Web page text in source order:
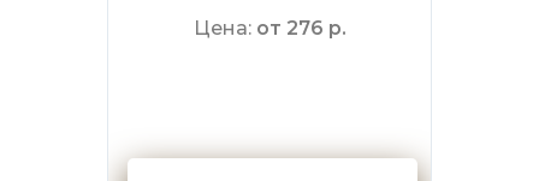
Цена: от 276 р.